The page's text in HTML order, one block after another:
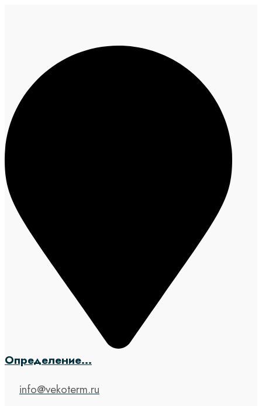
Определение...
info@vekoterm.ru